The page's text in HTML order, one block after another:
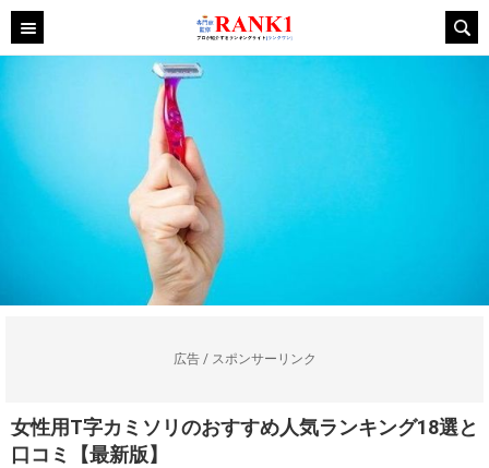
広告 / スポンサーリンク
女性用T字カミソリのおすすめ人気ランキング18選と
口コミ【最新版】